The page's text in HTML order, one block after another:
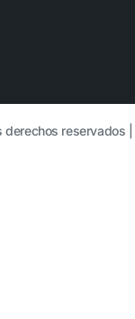
reservados